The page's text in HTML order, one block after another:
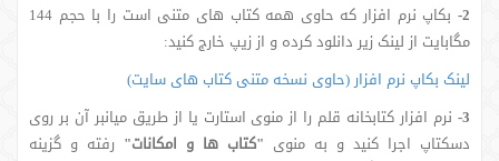
2-
بکاپ نرم افزار که حاوی همه کتاب های متنی است را با حجم 144
مگابایت از لینک زیر دانلود کرده و از زیپ خارج کنید:
لینک بکاپ نرم افزار (حاوی نسخه متنی کتاب های سایت)
3- نرم افزار کتابخانه قلم را از منوی استارت یا از طریق میانبر آن بر روی
دسکتاپ اجرا کنید و به منوی "کتاب ها و امکانات" رفته و گزینه